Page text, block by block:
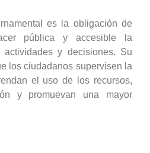
es la obligación de
pública y accesible la
actividades y decisiones. Su
los ciudadanos supervisen la
el uso de los recursos,
y promuevan una mayor